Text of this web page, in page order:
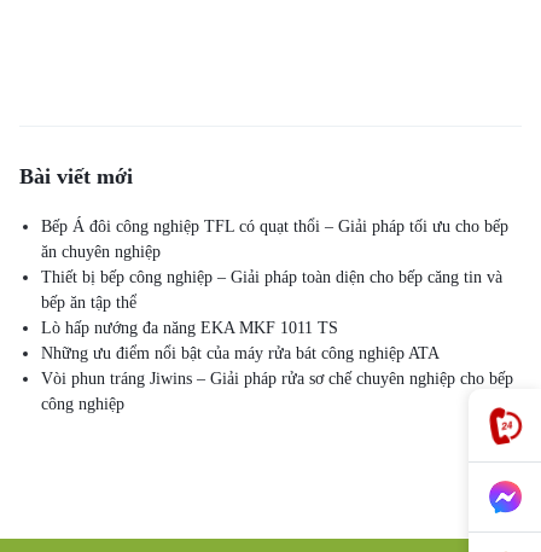
Bài viết mới
Bếp Á đôi công nghiệp TFL có quạt thổi – Giải pháp tối ưu cho bếp
ăn chuyên nghiệp
Thiết bị bếp công nghiệp – Giải pháp toàn diện cho bếp căng tin và
bếp ăn tập thể
Lò hấp nướng đa năng EKA MKF 1011 TS
Những ưu điểm nổi bật của máy rửa bát công nghiệp ATA
Vòi phun tráng Jiwins – Giải pháp rửa sơ chế chuyên nghiệp cho bếp
công nghiệp